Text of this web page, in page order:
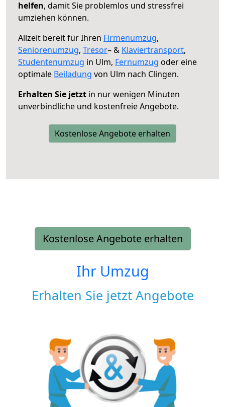
helfen, damit Sie problemlos und stressfrei
umziehen können.
Allzeit bereit für Ihren Firmenumzug,
Seniorenumzug, Tresor– & Klaviertransport,
Studentenumzug in Ulm, Fernumzug oder eine
optimale Beiladung von Ulm nach Clingen.
Erhalten Sie jetzt in nur wenigen Minuten
unverbindliche und kostenfreie Angebote.
Kostenlose Angebote erhalten
Kostenlose Angebote erhalten
Ihr Umzug
Erhalten Sie jetzt Angebote